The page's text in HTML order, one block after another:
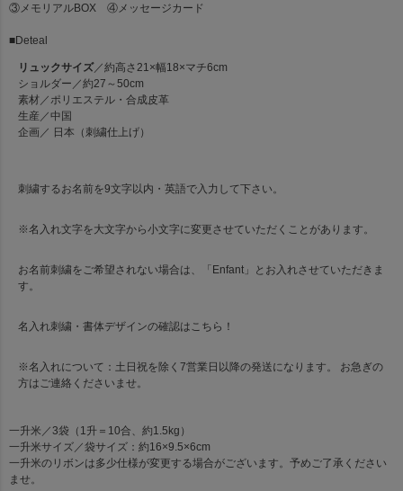
③メモリアルBOX ④メッセージカード
■Deteal
リュックサイズ／約高さ21×幅18×マチ6cm
ショルダー／約27～50cm
素材／ポリエステル・合成皮革
生産／中国
企画／ 日本（刺繍仕上げ）
刺繍するお名前を9文字以内・英語で入力して下さい。
※名入れ文字を大文字から小文字に変更させていただくことがあります。
お名前刺繍をご希望されない場合は、「Enfant」とお入れさせていただきま
す。
名入れ刺繍・書体デザインの確認はこちら！
※名入れについて：土日祝を除く7営業日以降の発送になります。 お急ぎの
方はご連絡くださいませ。
一升米 ／3袋（1升＝10合、約1.5kg）
一升米サイズ／袋サイズ：約16×9.5×6cm
一升米のリボンは多少仕様が変更する場合がございます。予めご了承ください
ませ。